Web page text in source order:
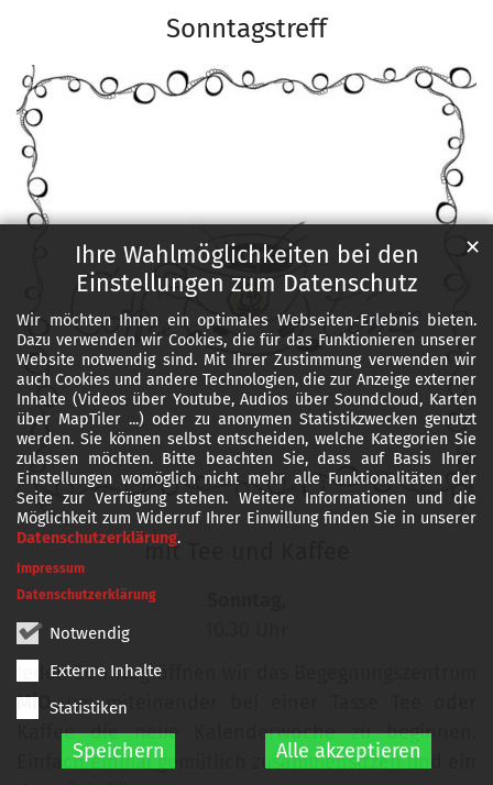
Ihre Wahlmöglichkeiten bei den
Einstellungen zum Datenschutz
Wir möchten Ihnen ein optimales Webseiten-Erlebnis bieten.
Dazu verwenden wir Cookies, die für das Funktionieren unserer
Website notwendig sind. Mit Ihrer Zustimmung verwenden wir
auch Cookies und andere Technologien, die zur Anzeige externer
Inhalte (Videos über Youtube, Audios über Soundcloud, Karten
über MapTiler ...) oder zu anonymen Statistikzwecken genutzt
werden. Sie können selbst entscheiden, welche Kategorien Sie
zulassen möchten. Bitte beachten Sie, dass auf Basis Ihrer
Einstellungen womöglich nicht mehr alle Funktionalitäten der
Seite zur Verfügung stehen. Weitere Informationen und die
Möglichkeit zum Widerruf Ihrer Einwillung finden Sie in unserer
Datenschutzerklärung.
Notwendig
Externe Inhalte
Statistiken
Speichern Alle akzeptieren
✕
Impressum
Datenschutzerklärung
Sonntagstreff
© Dietmar Giesen
mit Tee und Kaffee
Jeden Sonntag öffnen wir das Begegnungszentrum
MiO,um miteinander bei einer Tasse Tee oder
Kaffee die neue Kalenderwoche zu beginnen.
Einfach einmal gemütlich zusammensitzen und ein